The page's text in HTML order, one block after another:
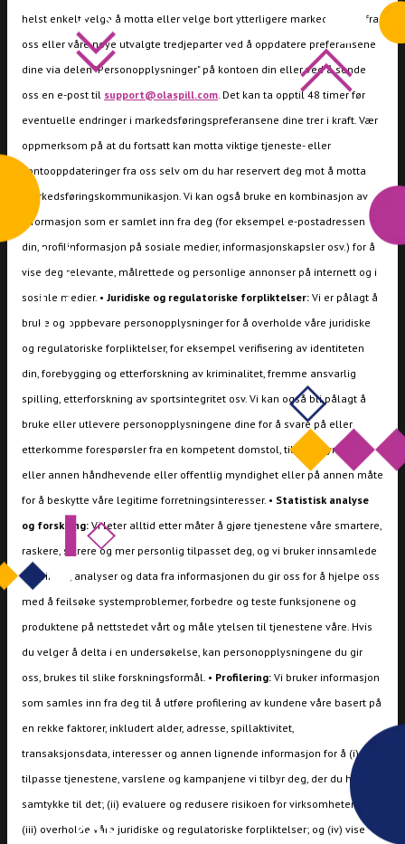
helst enkelt velge å motta eller velge bort ytterligere markedsføring fra
oss eller våre nøye utvalgte tredjeparter ved å oppdatere preferansene
dine via delen "Personopplysninger" på kontoen din eller ved å sende
oss en e-post til support@olaspill.com. Det kan ta opptil 48 timer før
eventuelle endringer i markedsføringspreferansene dine trer i kraft. Vær
oppmerksom på at du fortsatt kan motta viktige tjeneste- eller
kontooppdateringer fra oss selv om du har reservert deg mot å motta
markedsføringskommunikasjon. Vi kan også bruke en kombinasjon av
informasjon som er samlet inn fra deg (for eksempel e-postadressen
din, profilinformasjon på sosiale medier, informasjonskapsler osv.) for å
vise deg relevante, målrettede og personlige annonser på internett og i
sosiale medier. • Juridiske og regulatoriske forpliktelser: Vi er pålagt å
bruke og oppbevare personopplysninger for å overholde våre juridiske
og regulatoriske forpliktelser, for eksempel verifisering av identiteten
din, forebygging og etterforskning av kriminalitet, fremme ansvarlig
spilling, etterforskning av sportsintegritet osv. Vi kan også bli pålagt å
bruke eller utlevere personopplysningene dine for å svare på eller
etterkomme forespørsler fra en kompetent domstol, tilsynsmyndighet
eller annen håndhevende eller offentlig myndighet eller på annen måte
for å beskytte våre legitime forretningsinteresser. • Statistisk analyse
og forskning: Vi leter alltid etter måter å gjøre tjenestene våre smartere,
raskere, sikrere og mer personlig tilpasset deg, og vi bruker innsamlede
erfaringer, analyser og data fra informasjonen du gir oss for å hjelpe oss
med å feilsøke systemproblemer, forbedre og teste funksjonene og
produktene på nettstedet vårt og måle ytelsen til tjenestene våre. Hvis
du velger å delta i en undersøkelse, kan personopplysningene du gir
oss, brukes til slike forskningsformål. • Profilering: Vi bruker informasjon
som samles inn fra deg til å utføre profilering av kundene våre basert på
en rekke faktorer, inkludert alder, adresse, spillaktivitet,
transaksjonsdata, interesser og annen lignende informasjon for å (i)
tilpasse tjenestene, varslene og kampanjene vi tilbyr deg, der du har gitt
samtykke til det; (ii) evaluere og redusere risikoen for virksomheten vår;
(iii) overholde våre juridiske og regulatoriske forpliktelser; og (iv) vise